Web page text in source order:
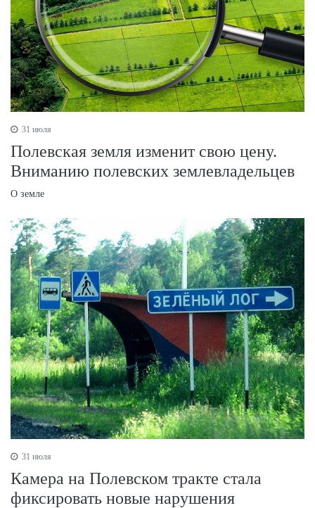
31 июля
Полевская земля изменит свою цену.
Вниманию полевских землевладельцев
О земле
31 июля
Камера на Полевском тракте стала
фиксировать новые нарушения